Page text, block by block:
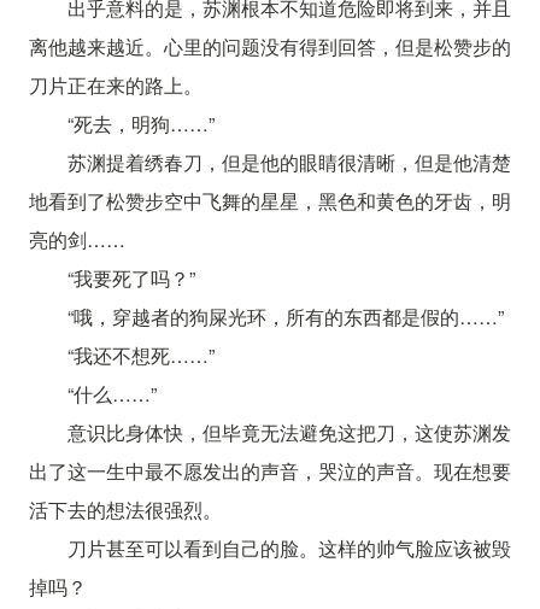
出乎意料的是，苏渊根本不知道危险即将到来，并且
离他越来越近。心里的问题没有得到回答，但是松赞步的
刀片正在来的路上。
“死去，明狗……”
苏渊提着绣春刀，但是他的眼睛很清晰，但是他清楚
地看到了松赞步空中飞舞的星星，黑色和黄色的牙齿，明
亮的剑……
“我要死了吗？”
“哦，穿越者的狗屎光环，所有的东西都是假的……”
“我还不想死……”
“什么……”
意识比身体快，但毕竟无法避免这把刀，这使苏渊发
出了这一生中最不愿发出的声音，哭泣的声音。现在想要
活下去的想法很强烈。
刀片甚至可以看到自己的脸。这样的帅气脸应该被毁
掉吗？